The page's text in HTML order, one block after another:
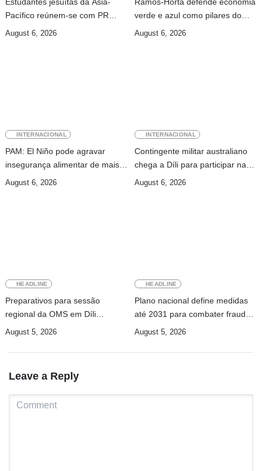
Pacífico reúnem-se com PR
para conhecer processo de paz
August 6, 2026
verde e azul como pilares do
desenvolvimento sustentável de
August 6, 2026
INTERNACIONAL
PAM: El Niño pode agravar
insegurança alimentar de mais
49 milhões de pessoas até 2027
August 6, 2026
INTERNACIONAL
Contingente militar australiano
chega a Díli para participar na
Maratona Internacional de 2026
August 6, 2026
HEADLINE
Preparativos para sessão
regional da OMS em Díli
apresentados ao Conselho de
August 5, 2026
HEADLINE
Plano nacional define medidas
até 2031 para combater fraude
digital e tráfico de pessoas
August 5, 2026
Leave a Reply